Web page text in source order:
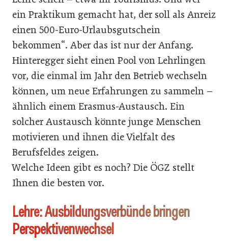
ein Praktikum gemacht hat, der soll als Anreiz
einen 500-Euro-Urlaubsgutschein
bekommen“. Aber das ist nur der Anfang.
Hinteregger sieht einen Pool von Lehrlingen
vor, die einmal im Jahr den Betrieb wechseln
können, um neue Erfahrungen zu sammeln –
ähnlich einem Erasmus-Austausch. Ein
solcher Austausch könnte junge Menschen
motivieren und ihnen die Vielfalt des
Berufsfeldes zeigen.
Welche Ideen gibt es noch? Die ÖGZ stellt
Ihnen die besten vor.
Lehre: Ausbildungsverbünde bringen
Perspektivenwechsel